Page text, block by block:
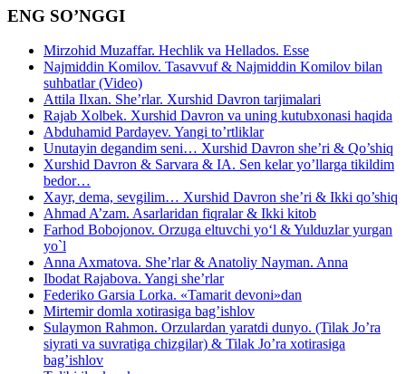
ENG SO’NGGI
Mirzohid Muzaffar. Hechlik va Hellados. Esse
Najmiddin Komilov. Tasavvuf & Najmiddin Komilov bilan
suhbatlar (Video)
Attila Ilxan. She’rlar. Xurshid Davron tarjimalari
Rajab Xolbek. Xurshid Davron va uning kutubxonasi haqida
Abduhamid Pardayev. Yangi to’rtliklar
Unutayin degandim seni… Xurshid Davron she’ri & Qo’shiq
Xurshid Davron & Sarvara & IA. Sen kelar yo’llarga tikildim
bedor…
Xayr, dema, sevgilim… Xurshid Davron she’ri & Ikki qo’shiq
Ahmad A’zam. Asarlaridan fiqralar & Ikki kitob
Farhod Bobojonov. Orzuga eltuvchi yo‘l & Yulduzlar yurgan
yo`l
Anna Axmatova. She’rlar & Anatoliy Nayman. Anna
Ibodat Rajabova. Yangi she’rlar
Federiko Garsia Lorka. «Tamarit devoni»dan
Mirtemir domla xotirasiga bag’ishlov
Sulaymon Rahmon. Orzulardan yaratdi dunyo. (Tilak Jo’ra
siyrati va suvratiga chizgilar) & Tilak Jo’ra xotirasiga
bag’ishlov